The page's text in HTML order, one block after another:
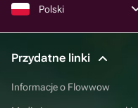
Polski
Przydatne linki
Informacje o Flowwow